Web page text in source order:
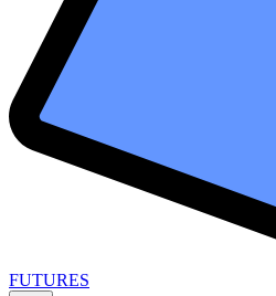
FUTURES